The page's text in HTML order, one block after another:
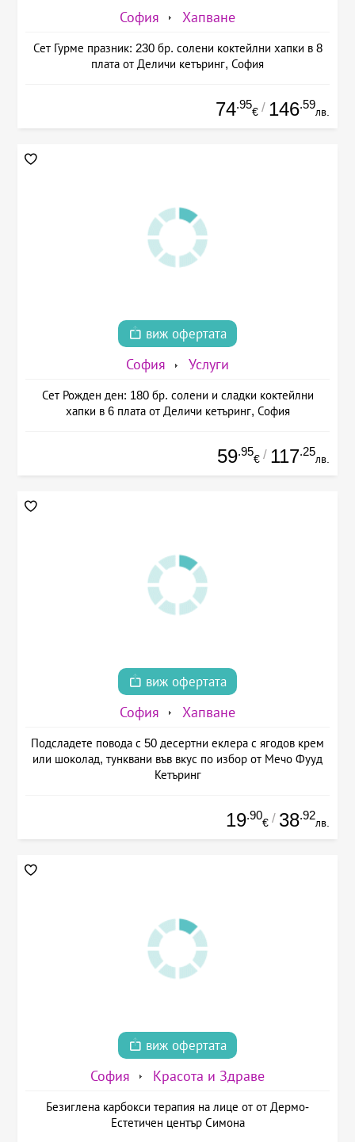
София Хапване
Сет Гурме празник: 230 бр. солени коктейлни хапки в 8
плата от Деличи кетъринг, София
74.95
€ / 146.59
лв.
виж офертата
София Услуги
Сет Рожден ден: 180 бр. солени и сладки коктейлни
хапки в 6 плата от Деличи кетъринг, София
59.95
€ / 117.25
лв.
виж офертата
София Хапване
Подсладете повода с 50 десертни еклера с ягодов крем
или шоколад, тунквани във вкус по избор от Мечо Фууд
Кетъринг
19.90
€ / 38.92
лв.
виж офертата
София Красота и Здраве
Безиглена карбокси терапия на лице от от Дермо-
Естетичен център Симона